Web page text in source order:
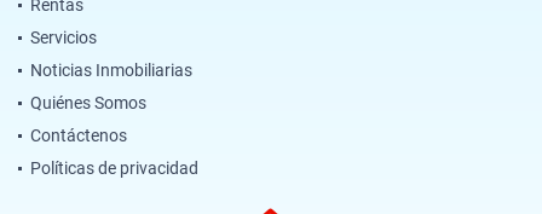
Rentas
Servicios
Noticias Inmobiliarias
Quiénes Somos
Contáctenos
Políticas de privacidad